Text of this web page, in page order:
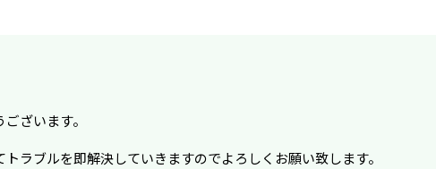
ざいます。
ラブルを即解決していきますのでよろしくお願い致します。